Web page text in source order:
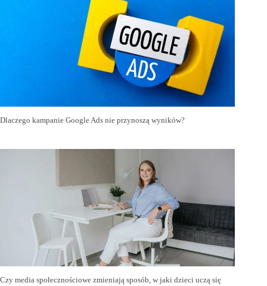
Dlaczego kampanie Google Ads nie przynoszą wyników?
Czy media społecznościowe zmieniają sposób, w jaki dzieci uczą się